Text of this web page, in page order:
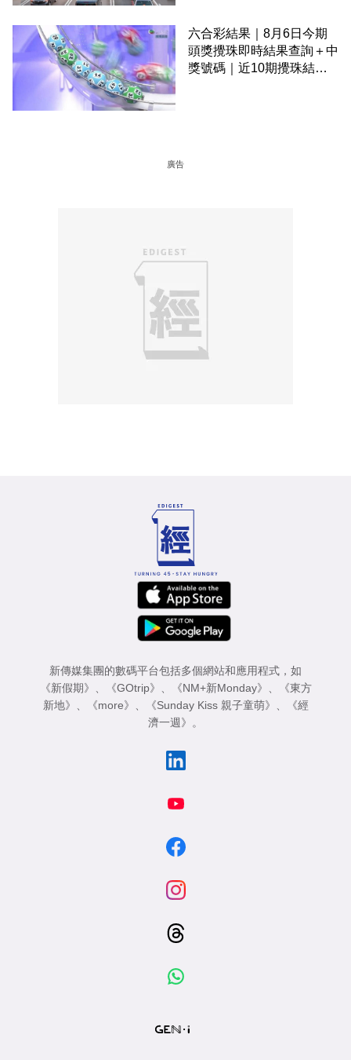
六合彩結果｜8月6日今期
頭獎攪珠即時結果查詢＋中
獎號碼｜近10期攪珠結果
廣告
新傳媒集團的數碼平台包括多個網站和應用程式，如
《新假期》 、 《GOtrip》 、 《NM+新Monday》 、
《東方
新地》 、 《more》 、 《Sunday Kiss 親子童萌》 、
《經
濟一週》 。